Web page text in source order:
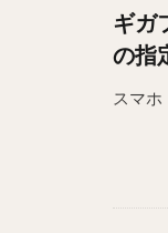
ギガ
の指
スマ